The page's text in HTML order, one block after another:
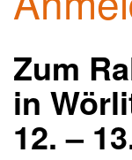
Zum
in
12. –